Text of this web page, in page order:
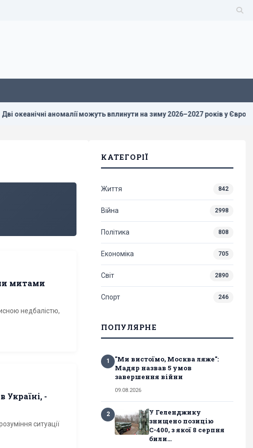
аномалії можуть вплинути на зиму 2026–2027 років у Європі
митами
недбалістю,
Україні, -
ситуації
КАТЕГОРІЇ
Життя 842
Війна 2998
Політика 808
Економіка 705
Світ 2890
Спорт 246
ПОПУЛЯРНЕ
1
"Ми вистоїмо, Москва ляже":
Мадяр назвав 5 умов
завершення війни
09.08.2026
2
У Геленджику
знищено позицію
С-400, з якої 8 серпня
били...